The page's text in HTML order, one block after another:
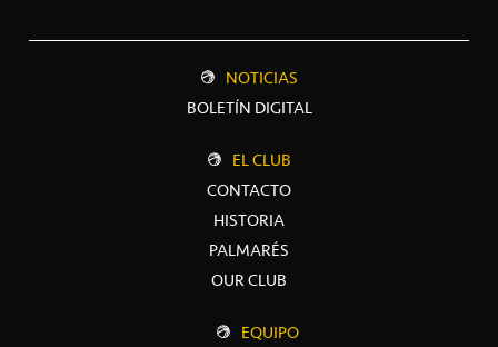
NOTICIAS
BOLETÍN DIGITAL
EL CLUB
CONTACTO
HISTORIA
PALMARÉS
OUR CLUB
EQUIPO